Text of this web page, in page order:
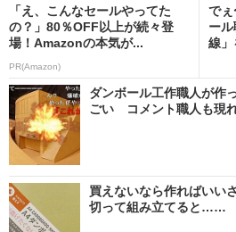
「え、こんなセールやってた
の？」80％OFF以上が続々登
場！Amazonの本気が...
PR(Amazon)
でぇ
ー
線」
ダンボール工作職人が作
ごい コメント職人も現
買えないなら作ればい
切って組み立てると……